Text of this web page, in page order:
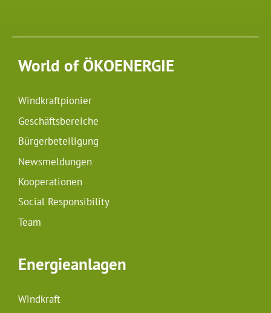
World of ÖKOENERGIE
Windkraftpionier
Geschäftsbereiche
Bürgerbeteiligung
Newsmeldungen
Kooperationen
Social Responsibility
Team
Energieanlagen
Windkraft